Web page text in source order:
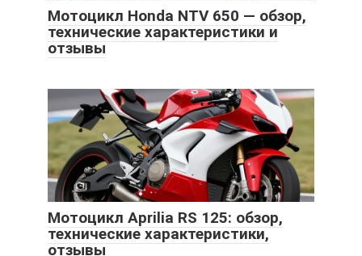
Мотоцикл Honda NTV 650 — обзор,
технические характеристики и
отзывы
Мотоцикл Aprilia RS 125: обзор,
технические характеристики,
отзывы